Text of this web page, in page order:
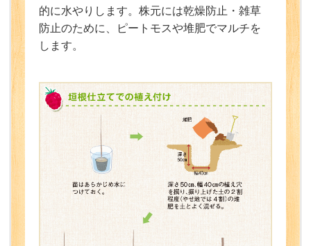
的に水やりします。株元には乾燥防止・雑草
防止のために、ピートモスや堆肥でマルチを
します。